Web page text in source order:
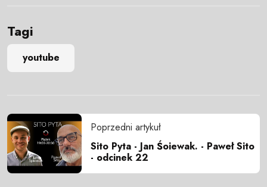
Tagi
youtube
Poprzedni artykuł
Sito Pyta - Jan Śoiewak. - Paweł Sito
- odcinek 22